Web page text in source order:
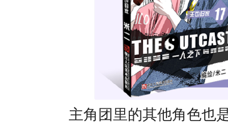
主角团里的其他角色也